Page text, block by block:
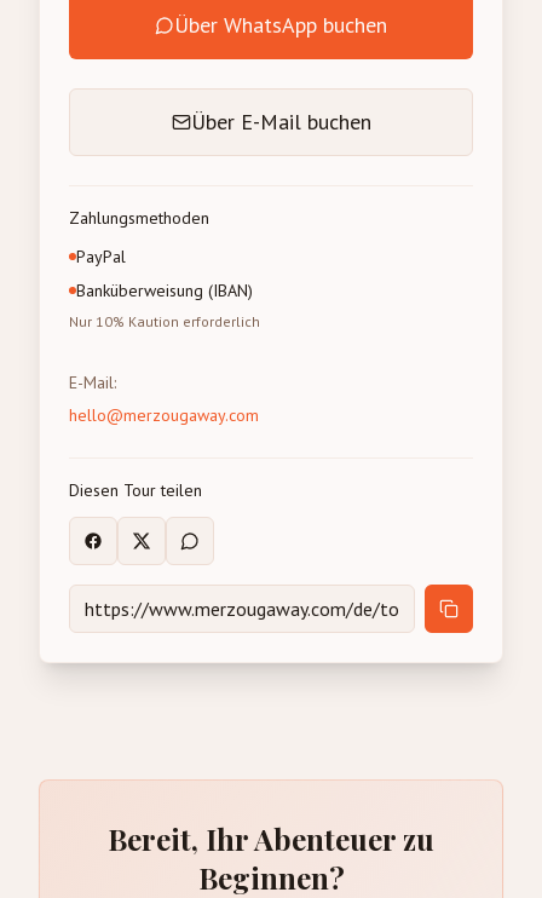
Über WhatsApp buchen
Über E-Mail buchen
Zahlungsmethoden
PayPal
Banküberweisung (IBAN)
Nur 10% Kaution erforderlich
E-Mail:
hello@merzougaway.com
Diesen Tour teilen
Bereit, Ihr Abenteuer zu
Beginnen?